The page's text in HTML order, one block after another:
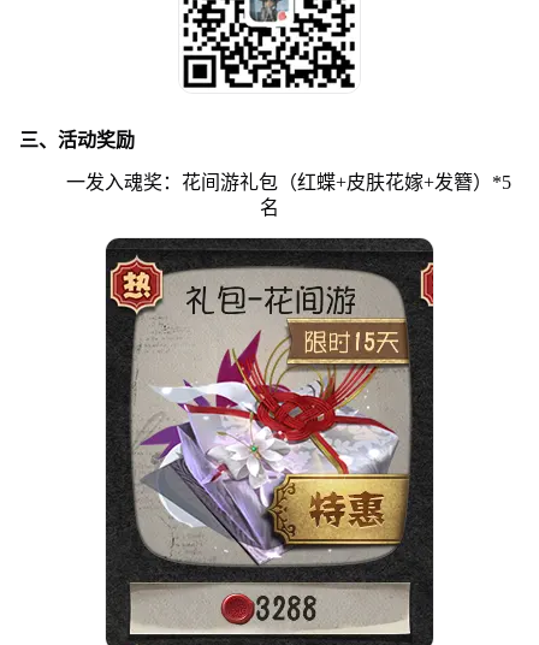
三、活动奖励
一发入魂奖：花间游礼包（红蝶+皮肤花嫁+发簪）*5
名